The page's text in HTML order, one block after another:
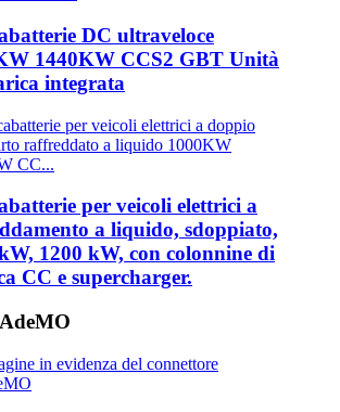
DC ultraveloce
1440KW CCS2 GBT Unità
integrata
per veicoli elettrici a
a liquido, sdoppiato,
1200 kW, con colonnine di
CC e supercharger.